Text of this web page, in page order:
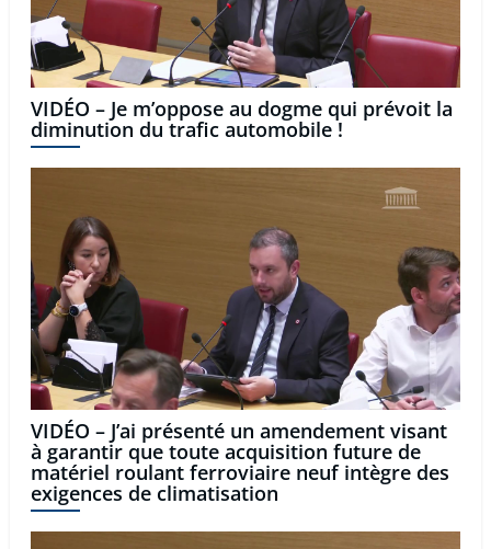
VIDÉO – Je m’oppose au dogme qui prévoit la
diminution du trafic automobile !
VIDÉO – J’ai présenté un amendement visant
à garantir que toute acquisition future de
matériel roulant ferroviaire neuf intègre des
exigences de climatisation